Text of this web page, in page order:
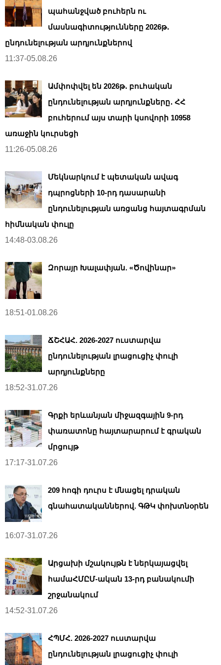
պահանջված բուհերն ու
մասնագիտությունները 2026թ․
ընդունելության արդյունքներով
11:37-05.08.26
Ամփոփվել են 2026թ․ բուհական
ընդունելության արդյունքները․ ՀՀ
բուհերում այս տարի կսովորի 10958
առաջին կուրսեցի
11:26-05.08.26
Մեկնարկում է պետական ավագ
դպրոցների 10-րդ դասարանի
ընդունելության առցանց հայտագրման
հիմնական փուլը
14:48-03.08.26
Զորայր Խալափյան. «Ծովինար»
18:51-01.08.26
ՃՇՀԱՀ. 2026-2027 ուստարվա
ընդունելության լրացուցիչ փուլի
արդյունքները
18:52-31.07.26
Գրքի երևանյան միջազգային 9-րդ
փառատոնը հայտարարում է գրական
մրցույթ
17:17-31.07.26
209 հոգի դուրս է մնացել դրական
գնահատականներով. ԳԹԿ փոխտնօրեն
16:07-31.07.26
Արցախի մշակույթն է ներկայացվել
համաՀՄԸՄ-ական 13-րդ բանակումի
շրջանակում
14:52-31.07.26
ՀՊՄՀ. 2026-2027 ուստարվա
ընդունելության լրացուցիչ փուլի